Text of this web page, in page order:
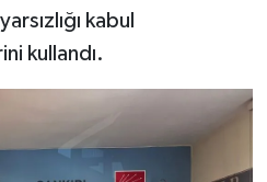
kabul
kullandı.